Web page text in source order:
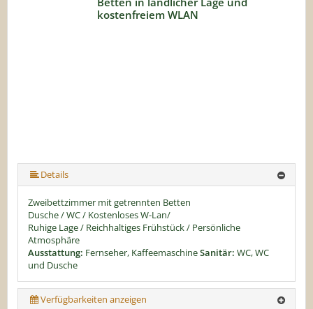
kostenfreiem WLAN
Details
Zweibettzimmer mit getrennten Betten
Dusche / WC / Kostenloses W-Lan/
Ruhige Lage / Reichhaltiges Frühstück / Persönliche
Atmosphäre
Ausstattung: Fernseher, KaffeemaschineSanitär: WC, WC
und Dusche
Verfügbarkeiten anzeigen